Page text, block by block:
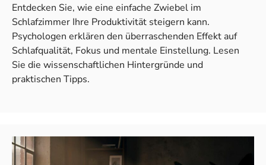
Entdecken Sie, wie eine einfache Zwiebel im
Schlafzimmer Ihre Produktivität steigern kann.
Psychologen erklären den überraschenden Effekt auf
Schlafqualität, Fokus und mentale Einstellung. Lesen
Sie die wissenschaftlichen Hintergründe und
praktischen Tipps.